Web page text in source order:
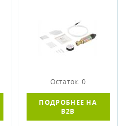
Остаток: 0
ПОДРОБНЕЕ НА
B2B